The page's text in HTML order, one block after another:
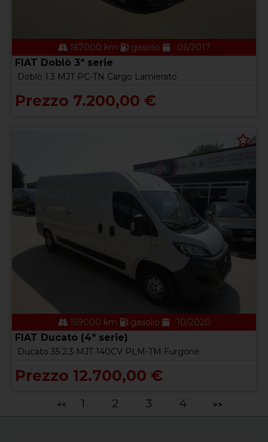
167000 km gasolio 06/2017
FIAT Doblò 3ª serie
Doblò 1.3 MJT PC-TN Cargo Lamierato
Prezzo 7.200,00 €
159000 km gasolio 10/2020
FIAT Ducato (4ª serie)
Ducato 35 2.3 MJT 140CV PLM-TM Furgone
Prezzo 12.700,00 €
<< 1 2 3 4 >>